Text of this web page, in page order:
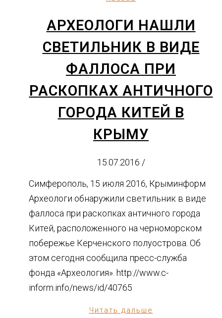
АРХЕОЛОГИ НАШЛИ
СВЕТИЛЬНИК В ВИДЕ
ФАЛЛОСА ПРИ
РАСКОПКАХ АНТИЧНОГО
ГОРОДА КИТЕЙ В
КРЫМУ
15.07.2016 /
Симферополь, 15 июля 2016, Крыминформ
Археологи обнаружили светильник в виде
фаллоса при раскопках античного города
Китей, расположенного на черноморском
побережье Керченского полуострова. Об
этом сегодня сообщила пресс-служба
фонда «Археология». http://www.c-
inform.info/news/id/40765
Читать дальше